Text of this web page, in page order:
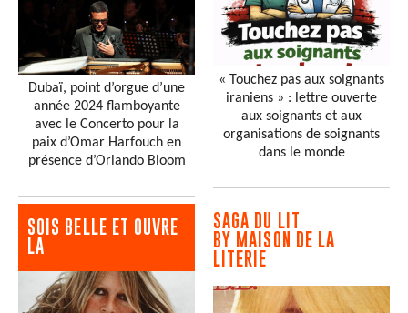
Dubaï, point d’orgue d’une
année 2024 flamboyante
avec le Concerto pour la
paix d’Omar Harfouch en
présence d’Orlando Bloom
SOIS BELLE ET OUVRE
LA
« Touchez pas aux soignants
iraniens » : lettre ouverte
aux soignants et aux
organisations de soignants
dans le monde
SAGA DU LIT
BY MAISON DE LA
LITERIE